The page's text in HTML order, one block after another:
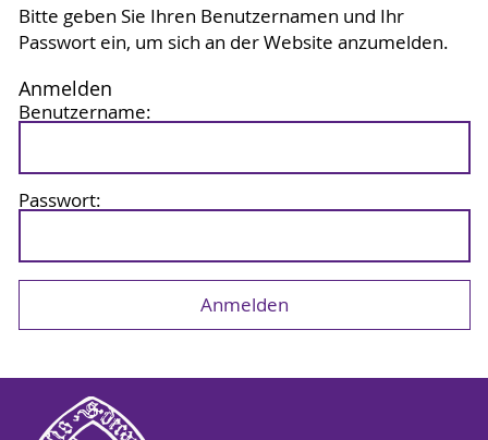
Bitte geben Sie Ihren Benutzernamen und Ihr
Passwort ein, um sich an der Website anzumelden.
Anmelden
Benutzername:
Passwort: